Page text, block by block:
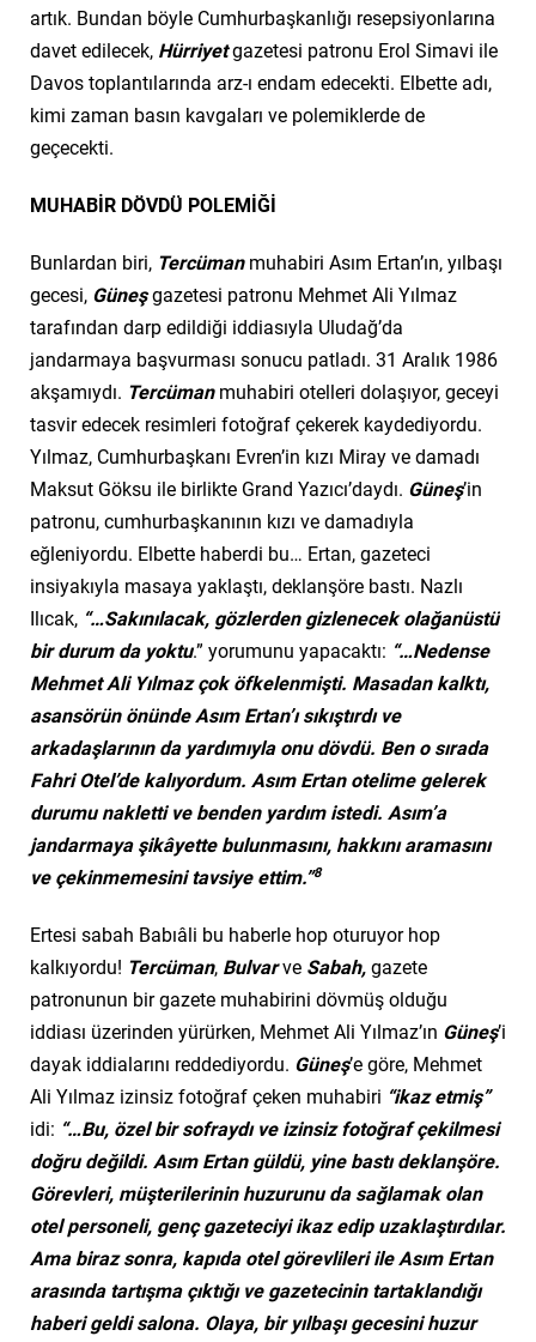
artık. Bundan böyle Cumhurbaşkanlığı resepsiyonlarına
davet edilecek, Hürriyetgazetesi patronu Erol Simavi ile
Davos toplantılarında arz-ı endam edecekti. Elbette adı,
kimi zaman basın kavgaları ve polemiklerde de
geçecekti.
MUHABİR DÖVDÜ POLEMİĞİ
Bunlardan biri, Tercümanmuhabiri Asım Ertan’ın, yılbaşı
gecesi, Güneşgazetesi patronu Mehmet Ali Yılmaz
tarafından darp edildiği iddiasıyla Uludağ’da
jandarmaya başvurması sonucu patladı. 31 Aralık 1986
akşamıydı. Tercümanmuhabiri otelleri dolaşıyor, geceyi
tasvir edecek resimleri fotoğraf çekerek kaydediyordu.
Yılmaz, Cumhurbaşkanı Evren’in kızı Miray ve damadı
Maksut Göksu ile birlikte Grand Yazıcı’daydı. Güneş’in
patronu, cumhurbaşkanının kızı ve damadıyla
eğleniyordu. Elbette haberdi bu… Ertan, gazeteci
insiyakıyla masaya yaklaştı, deklanşöre bastı. Nazlı
Ilıcak, “…Sakınılacak, gözlerden gizlenecek olağanüstü
bir durum da yoktu.” yorumunu yapacaktı: “…Nedense
Mehmet Ali Yılmaz çok öfkelenmişti. Masadan kalktı,
asansörün önünde Asım Ertan’ı sıkıştırdı ve
arkadaşlarının da yardımıyla onu dövdü. Ben o sırada
Fahri Otel’de kalıyordum. Asım Ertan otelime gelerek
durumu nakletti ve benden yardım istedi. Asım’a
jandarmaya şikâyette bulunmasını, hakkını aramasını
ve çekinmemesini tavsiye ettim.”8
Ertesi sabah Babıâli bu haberle hop oturuyor hop
kalkıyordu! Tercüman, Bulvarve Sabah, gazete
patronunun bir gazete muhabirini dövmüş olduğu
iddiası üzerinden yürürken, Mehmet Ali Yılmaz’ın Güneş’i
dayak iddialarını reddediyordu. Güneş’e göre, Mehmet
Ali Yılmaz izinsiz fotoğraf çeken muhabiri “ikaz etmiş”
idi: “…Bu, özel bir sofraydı ve izinsiz fotoğraf çekilmesi
doğru değildi. Asım Ertan güldü, yine bastı deklanşöre.
Görevleri, müşterilerinin huzurunu da sağlamak olan
otel personeli, genç gazeteciyi ikaz edip uzaklaştırdılar.
Ama biraz sonra, kapıda otel görevlileri ile Asım Ertan
arasında tartışma çıktığı ve gazetecinin tartaklandığı
haberi geldi salona. Olaya, bir yılbaşı gecesini huzur